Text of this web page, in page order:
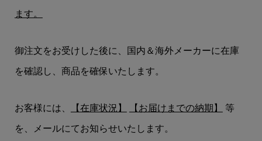
ます。
御注文をお受けした後に、国内＆海外メーカーに在庫
を確認し、商品を確保いたします。
お客様には、 【在庫状況】 【お届けまでの納期】 等
を、メールにてお知らせいたします。